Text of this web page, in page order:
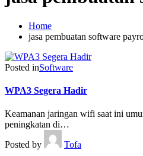
Home
jasa pembuatan software
Posted inSoftware
WPA3 Segera Hadir
Keamanan jaringan wifi saat ini
peningkatan di…
Posted by
Tofa